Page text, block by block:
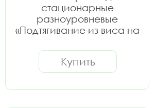
стационарные
разноуровневые
«Подтягивание из виса на
Купить